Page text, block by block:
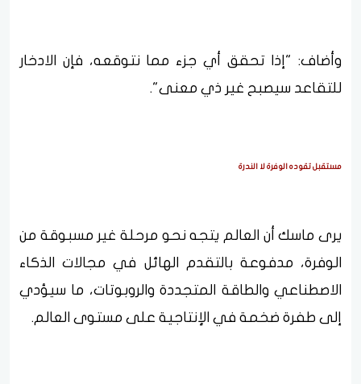
وأضاف: "إذا تحقق أي جزء مما نتوقعه، فإن الادخار
للتقاعد سيصبح غير ذي معنى".
مستقبل تقوده الوفرة لا الندرة
يرى ماسك أن العالم يتجه نحو مرحلة غير مسبوقة من
الوفرة، مدفوعة بالتقدم الهائل في مجالات الذكاء
الاصطناعي والطاقة المتجددة والروبوتات، ما سيؤدي
إلى طفرة ضخمة في الإنتاجية على مستوى العالم.